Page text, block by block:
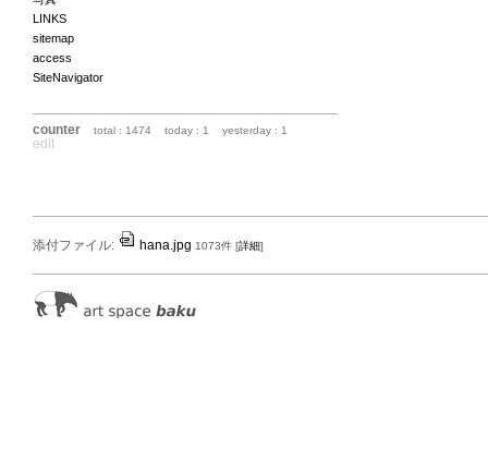
LINKS
sitemap
access
SiteNavigator
counter total : 1474 today : 1 yesterday : 1
edit
添付ファイル: hana.jpg 1073件 [詳細]